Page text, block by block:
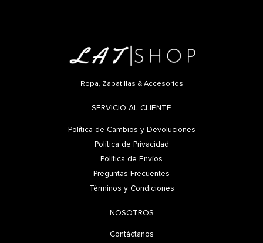
Ropa, Zapatillas & Accesorios
SERVICIO AL CLIENTE
Política de Cambios y Devoluciones
Política de Privacidad
Política de Envíos
Preguntas Frecuentes
Términos y Condiciones
NOSOTROS
Contáctanos